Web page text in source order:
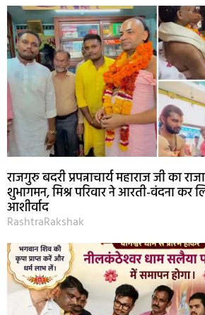
राजगुरु बदरी प्रपन्नाचार्य महाराज जी का
शुभागमन, मिश्र परिवार ने आरती-वंदना कर
आशीर्वाद
RashtraRakshak